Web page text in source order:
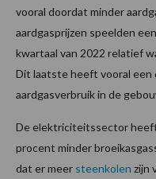
vooral doordat minder
aardgasprijzen speelden
kwartaal van 2022 relatief
Dit laatste heeft vooral
aardgasverbruik in de
De elektriciteitssector
procent minder
dat er meer steenkolen zijn